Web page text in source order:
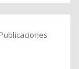
Publicaciones